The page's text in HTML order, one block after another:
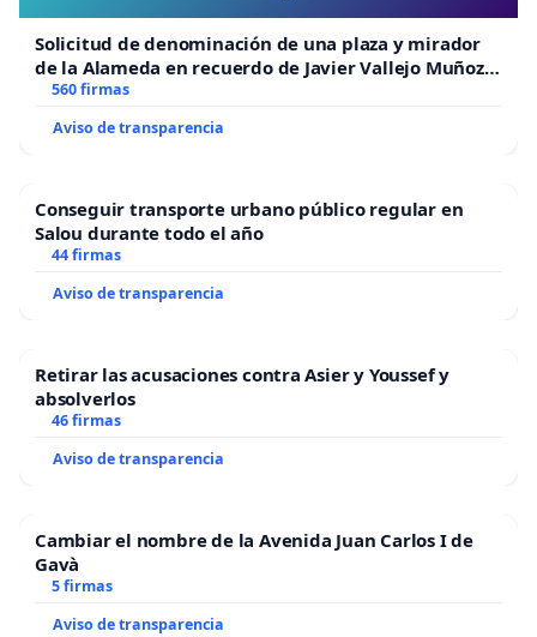
Solicitud de denominación de una plaza y mirador
de la Alameda en recuerdo de Javier Vallejo Muñoz
“Mazinger”
560 firmas
Aviso de transparencia
Conseguir transporte urbano público regular en
Salou durante todo el año
44 firmas
Aviso de transparencia
Retirar las acusaciones contra Asier y Youssef y
absolverlos
46 firmas
Aviso de transparencia
Cambiar el nombre de la Avenida Juan Carlos I de
Gavà
5 firmas
Aviso de transparencia